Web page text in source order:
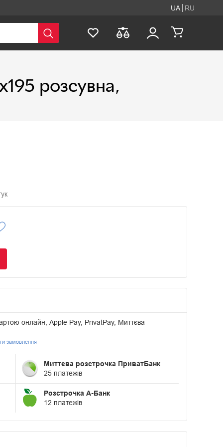
UA RU
розсувна,
онлайн, Apple Pay, PrivatPay, Миттєва
замовлення
Миттєва розстрочка ПриватБанк
25 платежів
Розстрочка А-Банк
12 платежів